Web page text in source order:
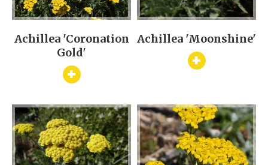
Achillea 'Coronation
Gold'
+
Achillea 'Moonshine'
+